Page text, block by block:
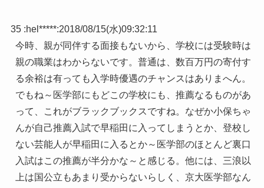
35 :hel*****:2018/08/15(水)09:32:11
今時、親が同伴する面接もないから、学校には受験時は
親の職業はわからないです。普通は、数百万円の寄付す
る余裕は有っても入学時優遇のチャンスはありまへん。
でもね～医学部にもどこの学校にも、推薦なるものがあ
って、これがブラックブックスですね。なぜか小保ちゃ
んが自己推薦入試で早稲田に入ってしまうとか、登校し
ない芸能人が早稲田に入るとか～医学部のほとんど裏口
入試はこの推薦が半分かな～と感じる。他には、三浪以
上は国公立もあまり受からないらしく、京大医学部なん